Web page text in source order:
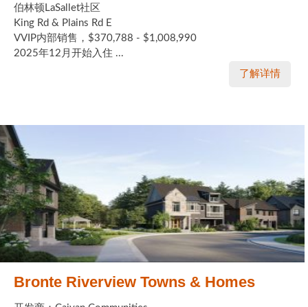
伯林顿LaSallet社区
King Rd & Plains Rd E
VVIP内部销售，$370,788 - $1,008,990
2025年12月开始入住 ...
了解详情
Bronte Riverview Towns & Homes